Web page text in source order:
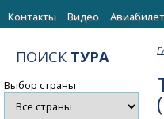
Контакты
Видео
ПОИСК ТУРА
Выбор страны